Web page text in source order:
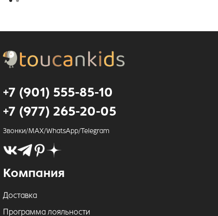
+7 (901) 555-85-10
+7 (977) 265-20-05
Звонки/MAX/WhatsApp/Telegram
Компания
Доставка
Программа лояльности